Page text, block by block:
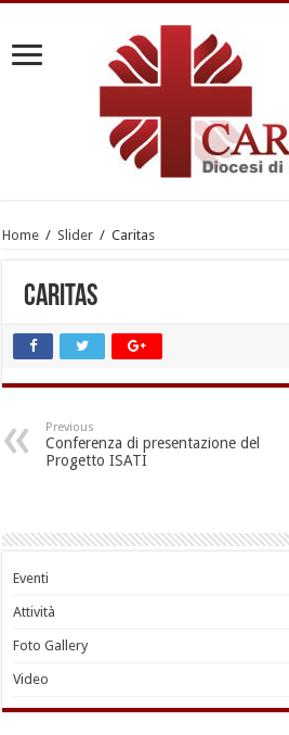
Home / Slider / Caritas
Caritas
Previous
Conferenza di presentazione del
Progetto ISATI
Eventi
Attività
Foto Gallery
Video